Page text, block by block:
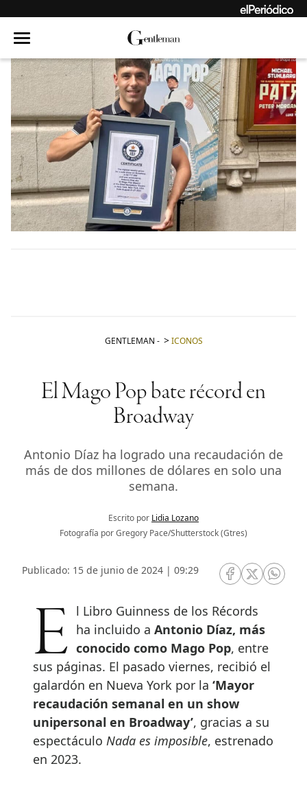
GENTLEMAN - ICONOS
El Mago Pop bate récord en
Broadway
Antonio Díaz ha logrado una recaudación de
más de dos millones de dólares en solo una
semana.
Escrito por Lidia Lozano
Fotografía por Gregory Pace/Shutterstock (Gtres)
Publicado: 15 de junio de 2024 | 09:29
RRSS Facebook
RRSSRRSS
El Libro Guinness de los Récords ha incluido aAntonio Díaz, más
conocido como Mago Pop, entre
sus páginas. El pasado viernes, recibió el
galardón en Nueva York por la ‘Mayor
recaudación semanal en un show
unipersonal en Broadway’, gracias a su
espectáculo Nada es imposible, estrenado
en 2023.